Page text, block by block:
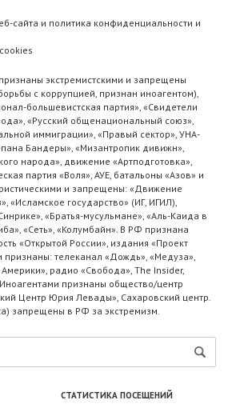
сайта и политика конфиденциальности и
экстремистскими и запрещены
с коррупцией, признан иноагентом),
большевистская партия», «Свидетели
«Русский общенациональный союз»,
иммиграции», «Правый сектор», УНА-
Бандеры», «Мизантропик дивижн»,
народа», движение «Артподготовка»,
партия «Воля», АУЕ, батальоны «Азов» и
и запрещены: «Движение
«Исламское государство» (ИГ, ИГИЛ),
«Братья-мусульмане», «Аль-Каида в
«Сеть», «Колумбайн». В РФ признана
«Открытой России», издания «Проект
телеканал «Дождь», «Медуза»,
радио «Свобода», The Insider,
признаны общество/центр
Центр Юрия Левады», Сахаровский центр.
запрещены в РФ за экстремизм.
СТАТИСТИКА ПОСЕЩЕНИЙ